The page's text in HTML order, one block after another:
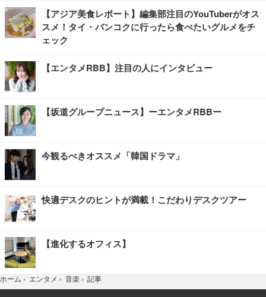
【アジア美食レポート】編集部注目のYouTuberがオス
スメ！タイ・バンコクに行ったら食べたいグルメをチ
ェック
【エンタメRBB】注目の人にインタビュー
【坂道グループニュース】ーエンタメRBBー
今観るべきオススメ「韓国ドラマ」
快適デスクのヒントが満載！こだわりデスクツアー
【進化するオフィス】
ホーム › エンタメ › 音楽 › 記事